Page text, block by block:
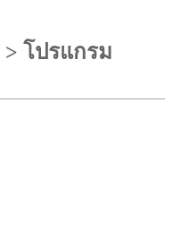
> โปรแกรม